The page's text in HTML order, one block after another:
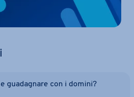
gua­da­gna­re con i domini?